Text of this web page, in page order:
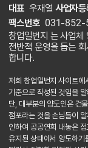
대표 우재열 사업자
팩스번호 031-852-
창업일번지 는 사업체
전반적 운영을 돕는
합니다.
저희 창업일번지 사이트에
기준으로 작성된 것임을
단, 대부분의 양도인은 건
점포라는 것을 손님들이
인하여 공공연희 내놓은
유지된 상태에서 양도하기